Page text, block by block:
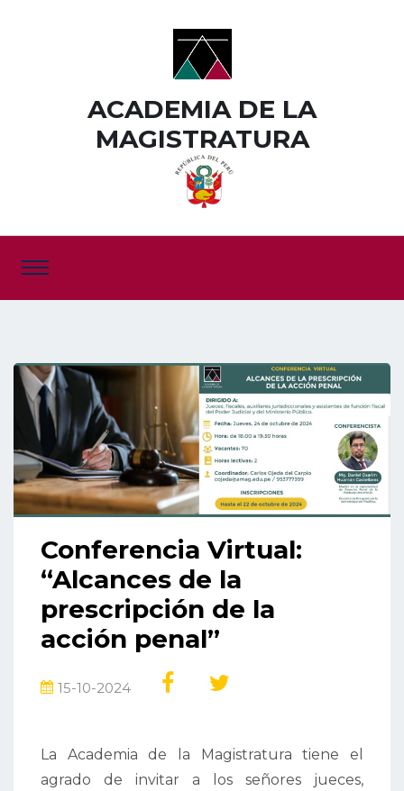
ACADEMIA DE LA
MAGISTRATURA
Conferencia Virtual:
“Alcances de la
prescripción de la
acción penal”
15-10-2024
La Academia de la Magistratura tiene el
agrado de invitar a los señores jueces,